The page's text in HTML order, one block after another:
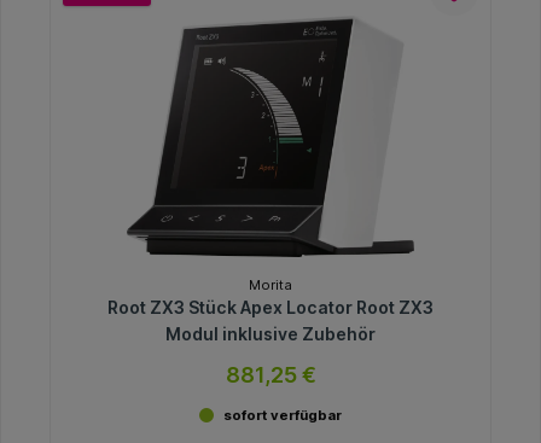
Morita
Root ZX3 Stück Apex Locator Root ZX3
Modul inklusive Zubehör
881,25 €
sofort verfügbar